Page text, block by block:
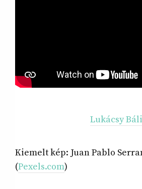
Lukácsy
Kiemelt kép: Juan Pablo
(Pexels.com)